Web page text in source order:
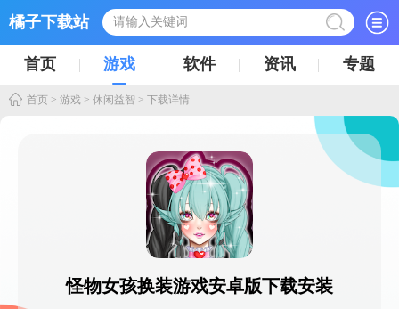
橘子下载站
首页 游戏 软件 资讯 专题
首页 > 游戏 > 休闲益智 > 下载详情
怪物女孩换装游戏安卓版下载安装